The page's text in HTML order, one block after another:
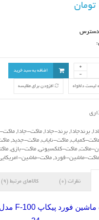
دسترس
اضافه به سبد خرید
لیست دلخواه افزودن برای مقایسه
, برندجادا, برند-جادا, ماکت-جادا,
کمیاب, ماکت-نایاب, ماکت-جدید,
ماکت, ماکت-کلکسیونی, ماکت-بازی,
ماکت-ماشین-فورد, ماکت-ماشین-
نظرات (0) کالاهای مرتبط (9)
فورد پیکاپF-100